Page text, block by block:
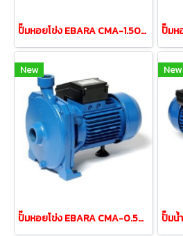
ปั๊มหอยโข่ง EBARA CMA-1.50M 1.5HP 220V (2สาย)
New
ปั๊มหอยโข่ง EBARA CMA-0.50M 0.5HP 220V (2สาย)
New